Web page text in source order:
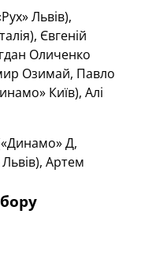
Львів),
Євгеній
Оличенко
Озимай, Павло
Київ), Алі
Д,
Артем